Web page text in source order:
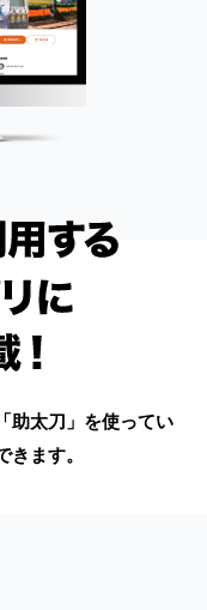
助太⼑」を使ってい
ます。